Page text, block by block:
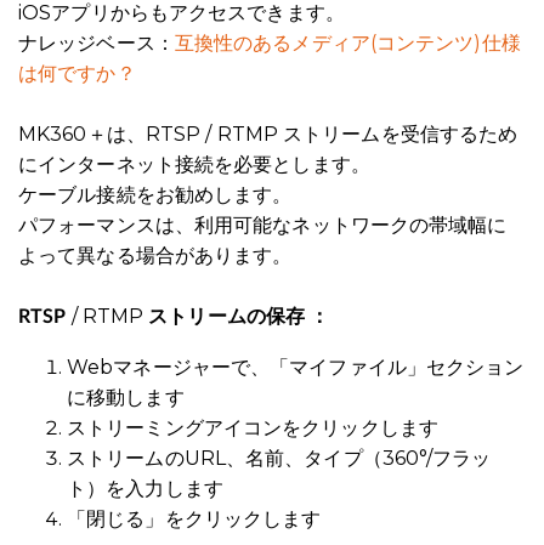
iOSアプリからもアクセスできます。
ナレッジベース： 互換性のあるメディア(コンテンツ)仕様
は何ですか？
MK360 ＋ は、RTSP/ RTMP ストリーム を受信するため
にインターネット接続を必要とし ます。
ケーブル接続をお勧めします。
パフォーマンスは、利用可能なネットワークの帯域幅に
よって異なる場合があります。
RTSP / RTMP ストリームの保存 ：
Webマネージャーで、「マイファイル」セクション
に移動します
ストリーミングアイコンをクリックします
ストリームのURL、名前、タイプ（360°/フラッ
ト）を入力します
「閉じる」をクリックします